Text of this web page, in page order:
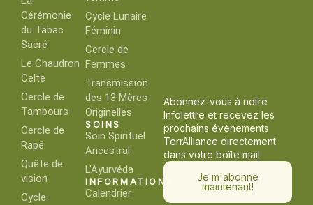
Abonnez-vous à notre
Infolettre et recevez les
prochains évènements
TerrAlliance directement
dans votre boîte mail
Je m'abonne
maintenant!
Cérémonie
du Tabac
Sacré
Le Chaudron
Celte
Cercle de
Tambours
Cercle de
Rapé
Quête de
vision
Cycle
Cycle Lunaire
Féminin
Cercle de
Femmes
Transmission
des 13 Mères
Originelles
SOINS
Soin Spirituel
Ancestral
L'Ayurvéda
INFORMATIONS
Calendrier